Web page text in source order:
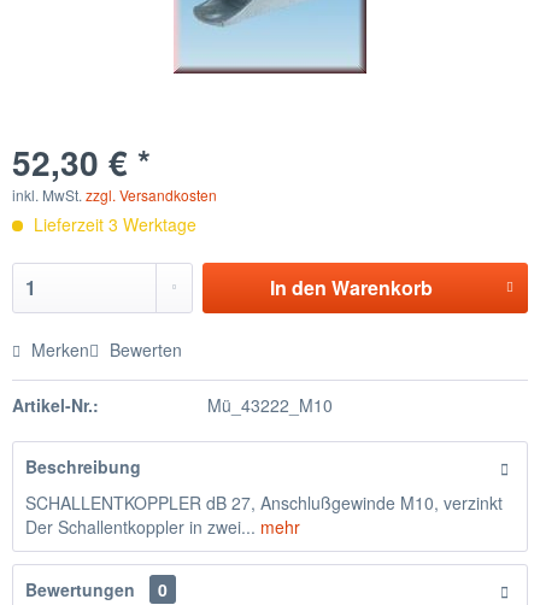
52,30 € *
inkl. MwSt. zzgl. Versandkosten
Lieferzeit 3 Werktage
In den Warenkorb
Merken Bewerten
Artikel-Nr.: Mü_43222_M10
Beschreibung
SCHALLENTKOPPLER dB 27, Anschlußgewinde M10, verzinkt
Der Schallentkoppler in zwei... mehr
Bewertungen
0